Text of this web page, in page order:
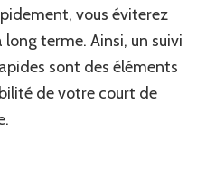
vous éviterez
terme. Ainsi, un suivi
sont des éléments
de votre court de